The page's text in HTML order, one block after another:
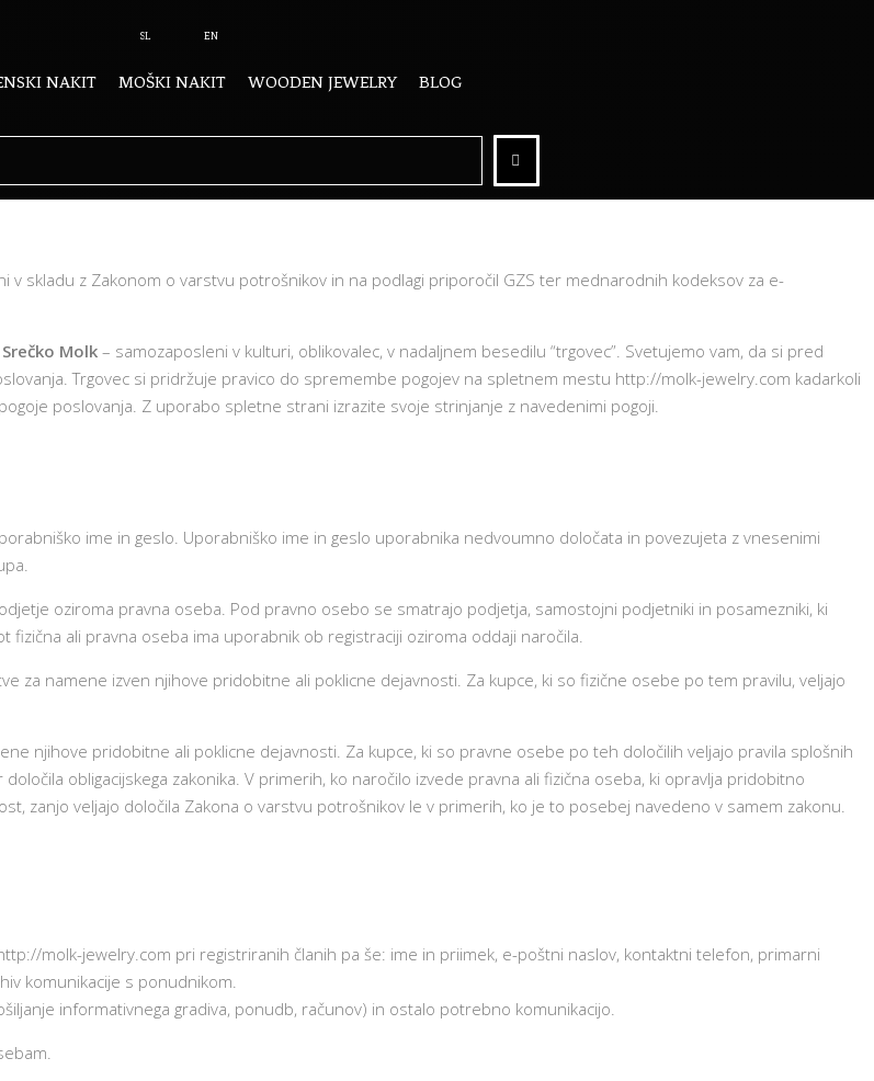
SL EN
NAKIT MOŠKI NAKIT WOODEN JEWELRY BLOG
skladu z Zakonom o varstvu potrošnikov in na podlagi priporočil GZS ter mednarodnih kodeksov za e-
Srečko Molk – samozaposleni v kulturi, oblikovalec, v nadaljnem besedilu “trgovec”. Svetujemo vam, da si pred
Trgovec si pridržuje pravico do spremembe pogojev na spletnem mestu http://molk-jewelry.com kadarkoli
poslovanja. Z uporabo spletne strani izrazite svoje strinjanje z navedenimi pogoji.
ime in geslo. Uporabniško ime in geslo uporabnika nedvoumno določata in povezujeta z vnesenimi
oziroma pravna oseba. Pod pravno osebo se smatrajo podjetja, samostojni podjetniki in posamezniki, ki
ali pravna oseba ima uporabnik ob registraciji oziroma oddaji naročila.
za namene izven njihove pridobitne ali poklicne dejavnosti. Za kupce, ki so fizične osebe po tem pravilu, veljajo
njihove pridobitne ali poklicne dejavnosti. Za kupce, ki so pravne osebe po teh določilih veljajo pravila splošnih
obligacijskega zakonika. V primerih, ko naročilo izvede pravna ali fizična oseba, ki opravlja pridobitno
zanjo veljajo določila Zakona o varstvu potrošnikov le v primerih, ko je to posebej navedeno v samem zakonu.
molk-jewelry.com pri registriranih članih pa še: ime in priimek, e-poštni naslov, kontaktni telefon, primarni
komunikacije s ponudnikom.
informativnega gradiva, ponudb, računov) in ostalo potrebno komunikacijo.